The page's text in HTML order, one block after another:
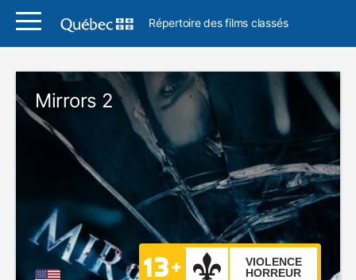
Répertoire des films classés
Mirrors 2
VIOLENCE
HORREUR